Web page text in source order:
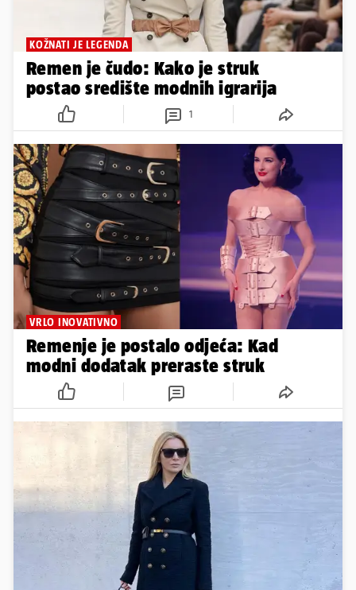
KOŽNATI JE LEGENDA
Remen je čudo: Kako je struk
postao središte modnih igrarija
1
VRLO INOVATIVNO
Remenje je postalo odjeća: Kad
modni dodatak preraste struk